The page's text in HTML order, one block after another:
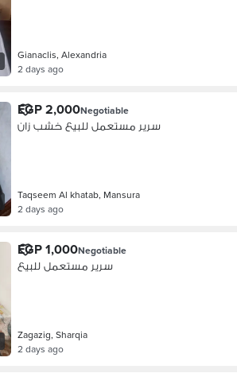
Gianaclis, Alexandria
2 days ago
EGP 2,000Negotiable
سرير مستعمل للبيع خشب زان
Taqseem Al khatab, Mansura
2 days ago
EGP 1,000Negotiable
سرير مستعمل للبيع
Zagazig, Sharqia
2 days ago